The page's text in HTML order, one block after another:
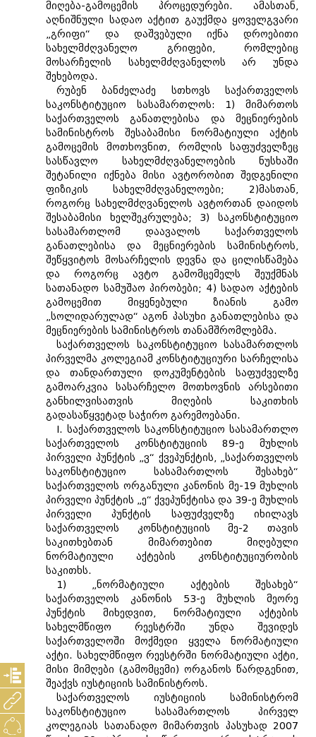
მიღება-გამოცემის პროცედურები. ამასთან,
აღნიშნული სადაო აქტით გაუქმდა ყოველგვარი
„გრიფი“ და დაშვებული იქნა დროებითი
სახელმძღვანელო გრიფები, რომლებიც
მოსარჩელის სახელმძღვანელოს არ უნდა
შეხებოდა.
რუბენ ბანძელაძე სთხოვს საქართველოს
საკონსტიტუციო სასამართლოს: 1) მიმართოს
საქართველოს განათლებისა და მეცნიერების
სამინისტროს შესაბამისი ნორმატიული აქტის
გამოცემის მოთხოვნით, რომლის საფუძველზეც
სასწავლო სახელმძღვანელოების ნუსხაში
შეტანილი იქნება მისი ავტორობით შედგენილი
ფიზიკის სახელმძღვანელოები; 2)მასთან,
როგორც სახელმძღვანელოს ავტორთან დაიდოს
შესაბამისი ხელშეკრულება; 3) საკონსტიტუციო
სასამართლომ დაავალოს საქართველოს
განათლებისა და მეცნიერების სამინისტროს,
შეწყვიტოს მოსარჩელის დევნა და ცილისწამება
და როგორც ავტო გამომცემელს შეუქმნას
სათანადო სამუშაო პირობები; 4) სადაო აქტების
გამოცემით მიყენებული ზიანის გამო
„სოლიდარულად“ აგონ პასუხი განათლებისა და
მეცნიერების სამინისტროს თანამშრომლებმა.
საქართველოს საკონსტიტუციო სასამართლოს
პირველმა კოლეგიამ კონსტიტუციური სარჩელისა
და თანდართული დოკუმენტების საფუძველზე
გამოარკვია სასარჩელო მოთხოვნის არსებითი
განხილვისათვის მიღების საკითხის
გადასაწყვეტად საჭირო გარემოებანი.
I. საქართველოს საკონსტიტუციო სასამართლო
საქართველოს კონსტიტუციის 89-ე მუხლის
პირველი პუნქტის „ვ“ ქვეპუნქტის, „საქართველოს
საკონსტიტუციო სასამართლოს შესახებ“
საქართველოს ორგანული კანონის მე-19 მუხლის
პირველი პუნქტის „ე“ ქვეპუნქტისა და 39-ე მუხლის
პირველი პუნქტის საფუძველზე იხილავს
საქართველოს კონსტიტუციის მე-2 თავის
საკითხებთან მიმართებით მიღებული
ნორმატიული აქტების კონსტიტუციურობის
საკითხს.
1) „ნორმატიული აქტების შესახებ“
საქართველოს კანონის 53-ე მუხლის მეორე
პუნქტის მიხედვით, ნორმატიული აქტების
სახელმწიფო რეესტრში უნდა შევიდეს
საქართველოში მოქმედი ყველა ნორმატიული
აქტი. სახელმწიფო რეესტრში ნორმატიული აქტი,
მისი მიმღები (გამომცემი) ორგანოს წარდგენით,
შეაქვს იუსტიციის სამინისტროს.
საქართველოს იუსტიციის სამინისტრომ
საკონსტიტუციო სასამართლოს პირველ
კოლეგიას სათანადო მიმართვის პასუხად 2007